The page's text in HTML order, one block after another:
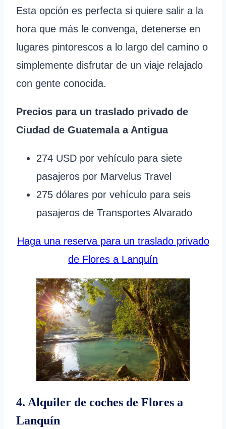
Esta opción es perfecta si quiere salir a la
hora que más le convenga, detenerse en
lugares pintorescos a lo largo del camino o
simplemente disfrutar de un viaje relajado
con gente conocida.
Precios para un traslado privado de
Ciudad de Guatemala a Antigua
274 USD por vehículo para siete
pasajeros por Marvelus Travel
275 dólares por vehículo para seis
pasajeros de Transportes Alvarado
Haga una reserva para un traslado privado
de Flores a Lanquín
4. Alquiler de coches de Flores a
Lanquín